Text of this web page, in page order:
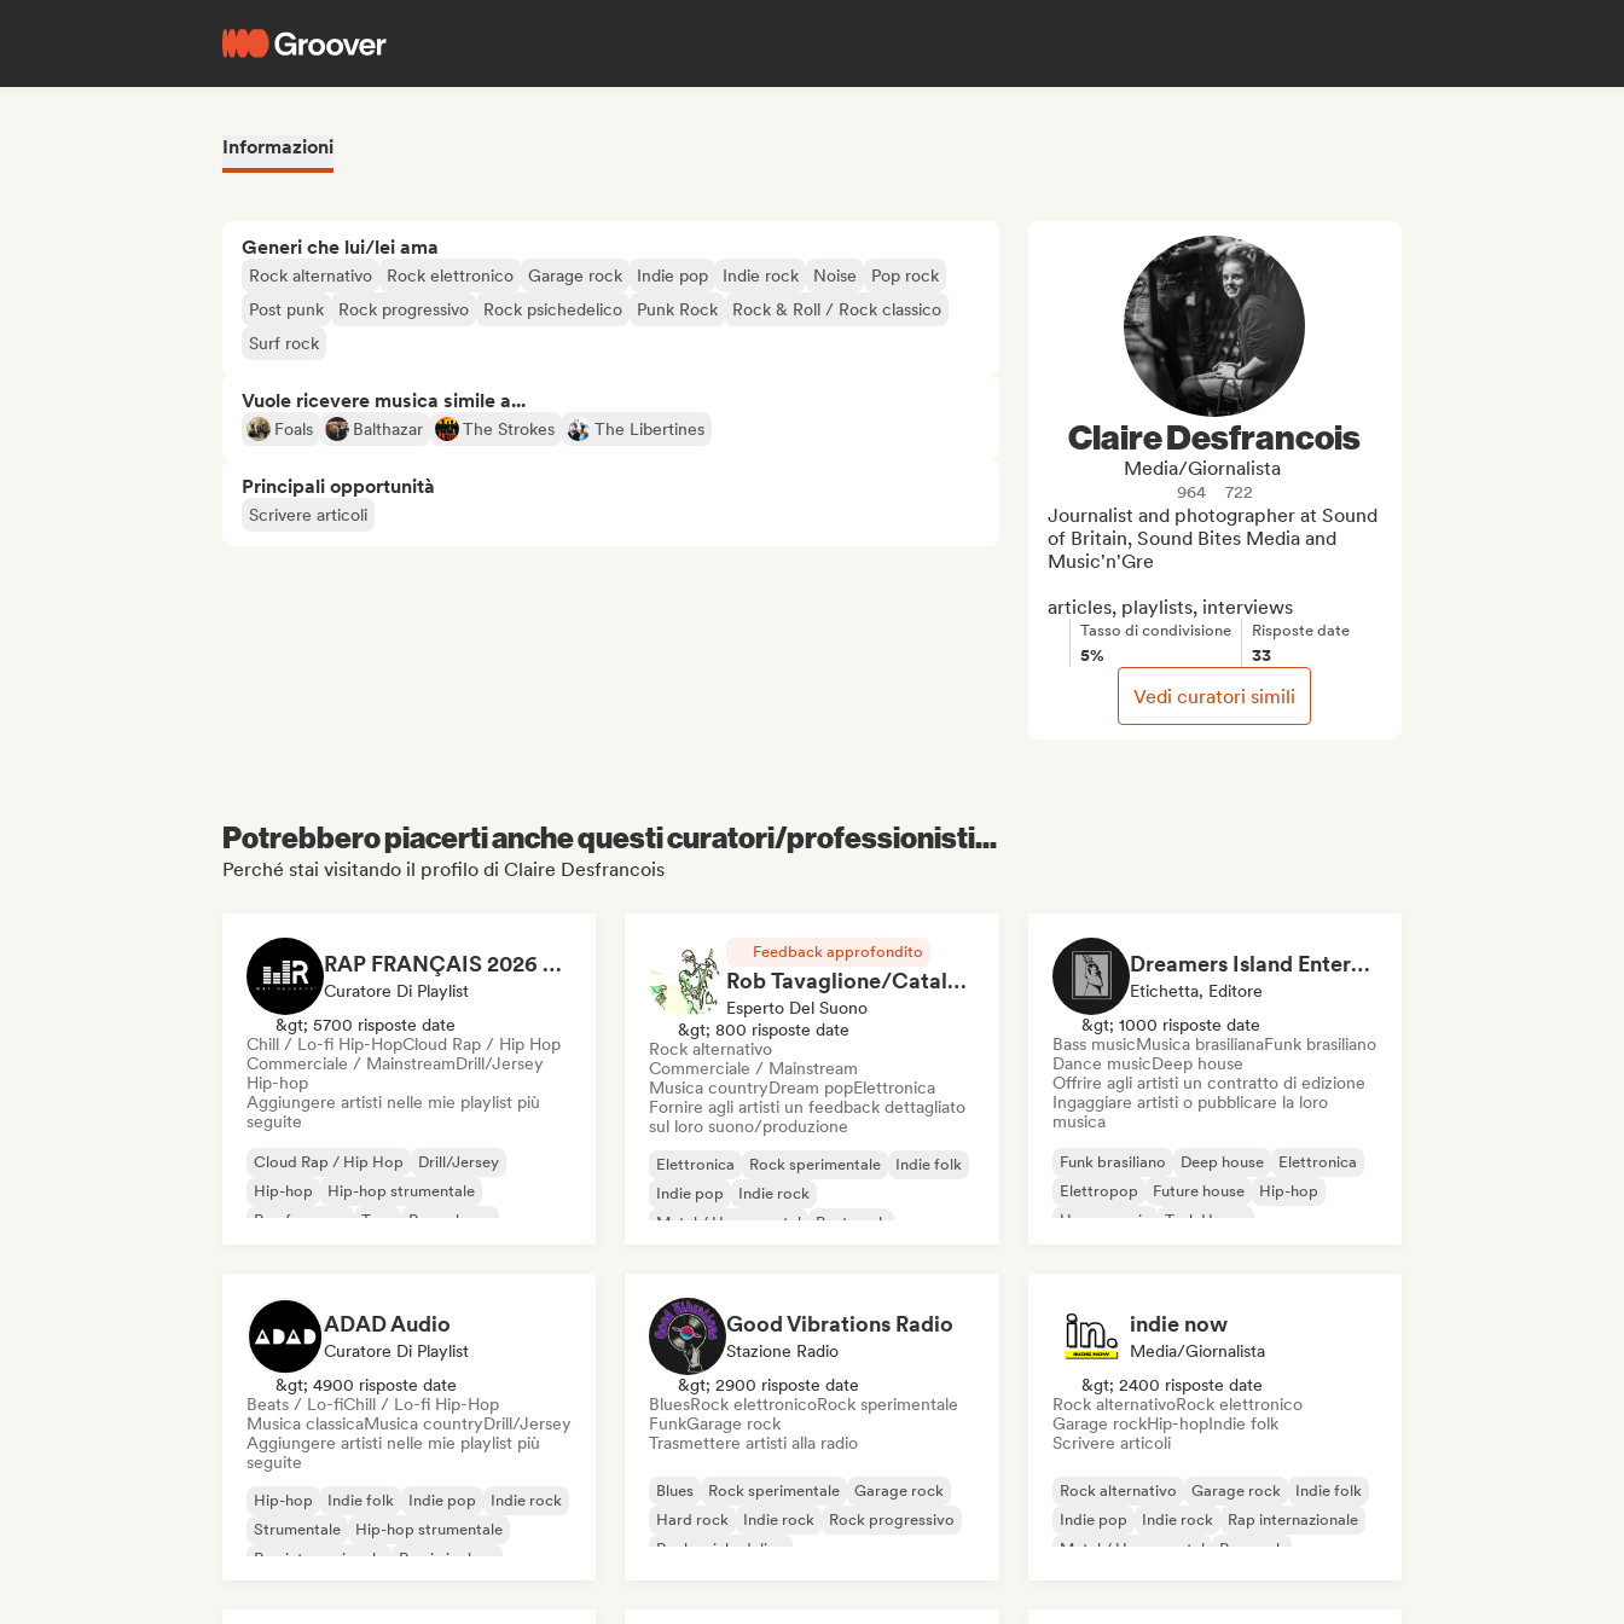
Informazioni
Generi che lui/lei ama
Rock alternativo Rock elettronico Garage rock Indie pop Indie rock Noise
Pop rock
Post punk
Rock progressivo Rock psichedelico Punk Rock
Rock & Roll / Rock classico
Surf rock
Vuole ricevere musica simile a...
Foals Balthazar The Strokes The Libertines
Principali opportunità
Scrivere articoli
Claire Desfrancois
Media/Giornalista
964 722
Journalist and photographer at Sound
of Britain, Sound Bites Media and
Music'n'Gre
articles, playlists, interviews
Tasso di condivisione
5%
Risposte date
33
Vedi curatori simili
Potrebbero piacerti anche questi curatori/professionisti...
Perché stai visitando il profilo di Claire Desfrancois
RAP FRANÇAIS 2026 🔥🇫🇷 (Way Records)
Curatore Di Playlist
&gt; 5700 risposte date
Chill / Lo-fi Hip-HopCloud Rap / Hip Hop
Commerciale / MainstreamDrill/Jersey
Hip-hop
Aggiungere artisti nelle mie playlist più
seguite
Cloud Rap / Hip Hop
Drill/Jersey
Hip-hop
Hip-hop strumentale
Rap francese
Trap
Pop urbano
Feedback approfondito
Rob Tavaglione/Catalyst Recording
Esperto Del Suono
&gt; 800 risposte date
Rock alternativo
Commerciale / Mainstream
Musica countryDream popElettronica
Fornire agli artisti un feedback dettagliato
sul loro suono/produzione
Elettronica Rock sperimentale
Indie folk
Indie pop
Indie rock
Metal / Heavy metal
Post punk
Dreamers Island Entertainment
Etichetta, Editore
&gt; 1000 risposte date
Bass musicMusica brasilianaFunk brasiliano
Dance musicDeep house
Offrire agli artisti un contratto di edizione
Ingaggiare artisti o pubblicare la loro
musica
Funk brasiliano Deep house
Elettronica
Elettropop
Future house
Hip-hop
House music
Tech House
ADAD Audio
Curatore Di Playlist
&gt; 4900 risposte date
Beats / Lo-fiChill / Lo-fi Hip-Hop
Musica classicaMusica countryDrill/Jersey
Aggiungere artisti nelle mie playlist più
seguite
Hip-hop Indie folk Indie pop
Indie rock
Strumentale
Hip-hop strumentale
Rap internazionale
Rap in inglese
Good Vibrations Radio
Stazione Radio
&gt; 2900 risposte date
BluesRock elettronicoRock sperimentale
FunkGarage rock
Trasmettere artisti alla radio
Blues Rock sperimentale
Garage rock
Hard rock
Indie rock
Rock progressivo
Rock psichedelico
indie now
Media/Giornalista
&gt; 2400 risposte date
Rock alternativoRock elettronico
Garage rockHip-hopIndie folk
Scrivere articoli
Rock alternativo Garage rock
Indie folk
Indie pop
Indie rock
Rap internazionale
Metal / Heavy metal
Pop rock